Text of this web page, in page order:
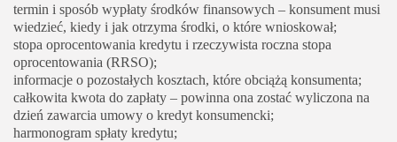
termin i sposób wypłaty środków finansowych – konsument musi
wiedzieć, kiedy i jak otrzyma środki, o które wnioskował;
stopa oprocentowania kredytu i rzeczywista roczna stopa
oprocentowania (RRSO);
informacje o pozostałych kosztach, które obciążą konsumenta;
całkowita kwota do zapłaty – powinna ona zostać wyliczona na
dzień zawarcia umowy o kredyt konsumencki;
harmonogram spłaty kredytu;